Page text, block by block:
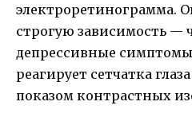
электроретинограмма.
строгую зависимость —
депрессивные
реагирует сетчатка
показом контрастных